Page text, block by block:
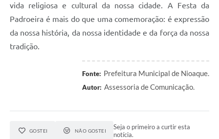
vida religiosa e cultural da nossa cidade. A Festa da
Padroeira é mais do que uma comemoração: é expressão
da nossa história, da nossa identidade e da força da nossa
tradição.
Fonte: Prefeitura Municipal de Nioaque.
Autor: Assessoria de Comunicação.
GOSTEI NÃO GOSTEI
Seja o primeiro a curtir esta
notícia.